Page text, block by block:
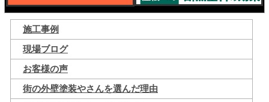
施工事例
現場ブログ
お客様の声
街の外壁塗装やさんを選んだ理由